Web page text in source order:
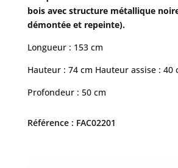
bois avec structure métallique
démontée et repeinte).
Longueur : 153 cm
Hauteur : 74 cm Hauteur assise : 40
Profondeur : 50 cm
Référence : FAC02201